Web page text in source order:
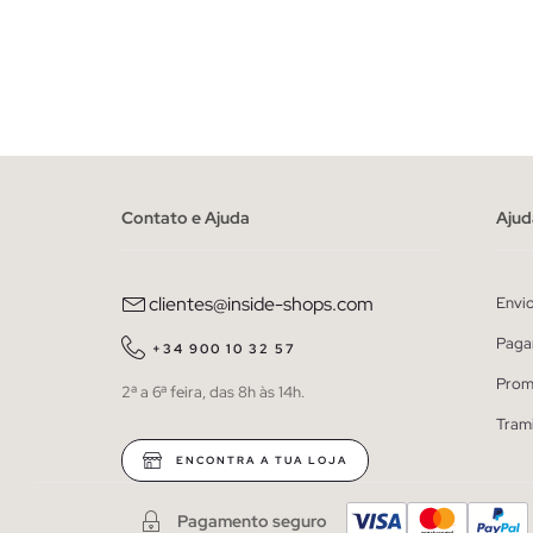
Contato e Ajuda
clientes@inside-shops.com
+34 900 10 32 57
2ª a 6ª feira, das 8h às 14h.
ENCONTRA A TUA LOJA
Pagamento seguro